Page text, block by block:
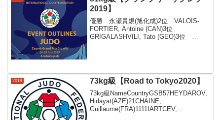
2019】
優勝 永瀬貴規(旭化成)2位 VALOIS-
FORTIER, Antoine (CAN)3位
GRIGALASHVILI, Tato (GEO)3位
2019 73kg級【Road to Tokyo2020】
73kg級NameCountryGSB57HEYDAROV,
Hidayat(AZE)21CHAINE,
Guillaume(FRA)1111IARTCEV,